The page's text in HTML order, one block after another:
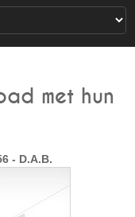
met hun
- D.A.B.